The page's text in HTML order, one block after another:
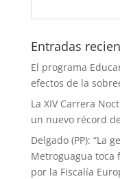
Entradas
El programa
efectos de la
La XIV Carrera
un nuevo récord
Delgado (PP): “La
Metroguagua toca
por la Fiscalía